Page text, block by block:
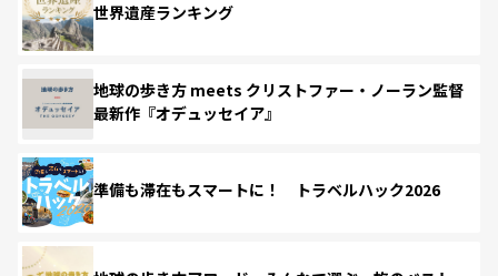
世界遺産ランキング
地球の歩き方 meets クリストファー・ノーラン監督
最新作『オデュッセイア』
準備も滞在もスマートに！ トラベルハック2026